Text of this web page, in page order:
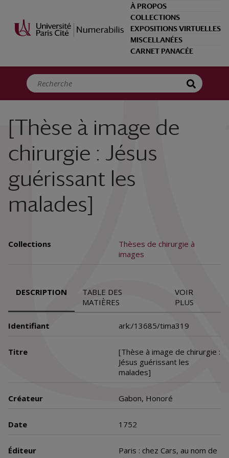
À PROPOS
COLLECTIONS
EXPOSITIONS VIRTUELLES
MISCELLANÉES
CARNET PANACÉE
[Thèse à image de
chirurgie : Jésus
guérissant les
malades]
Collections
Thèses de chirurgie à
images
DESCRIPTION
TABLE DES
MATIÈRES
VOIR
PLUS
Identifiant ark:/13685/tima319
Titre
[Thèse à image de chirurgie :
Jésus guérissant les
malades]
Créateur Gabon, Honoré
Date 1752
Éditeur
Paris : chez Cars, au nom de